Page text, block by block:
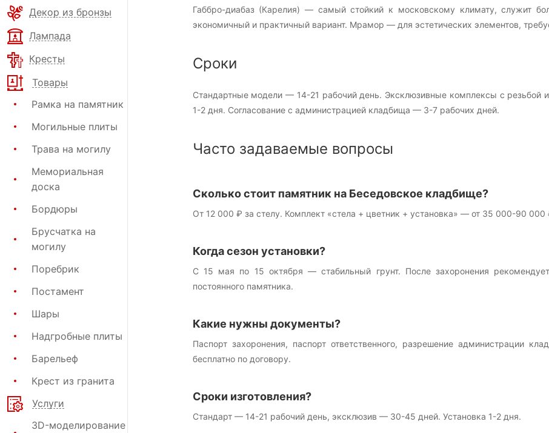
Декор из бронзы
Лампада
Кресты
Товары
Рамка на памятник
Могильные плиты
Трава на могилу
Мемориальная
доска
Бордюры
Брусчатка на
могилу
Поребрик
Постамент
Шары
Надгробные плиты
Барельеф
Крест из гранита
Услуги
3D-моделирование
Габбро-диабаз (Карелия) — самый стойкий к московскому климату, служит
экономичный и практичный вариант. Мрамор — для эстетических элементов,
Сроки
Стандартные модели — 14-21 рабочий день. Эксклюзивные комплексы с резьбой
1-2 дня. Согласование с администрацией кладбища — 3-7 рабочих дней.
Часто задаваемые вопросы
Сколько стоит памятник на Беседовское кладбище?
От 12 000 ₽ за стелу. Комплект «стела + цветник + установка» — от 35 000-90
Когда сезон установки?
С 15 мая по 15 октября — стабильный грунт. После захоронения
постоянного памятника.
Какие нужны документы?
Паспорт захоронения, паспорт ответственного, разрешение администрации
бесплатно по договору.
Сроки изготовления?
Стандарт — 14-21 рабочий день, эксклюзив — 30-45 дней. Установка 1-2 дня.